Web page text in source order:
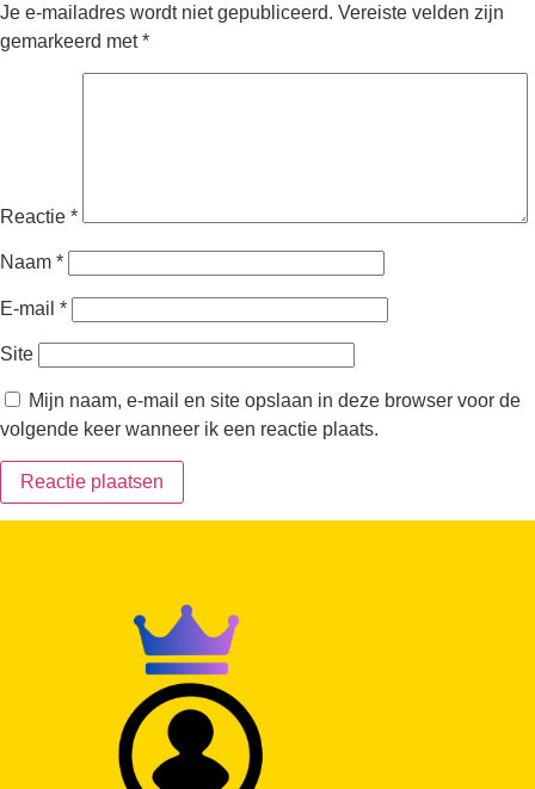
Je e-mailadres wordt niet gepubliceerd. Vereiste velden zijn
gemarkeerd met*
Reactie *
Naam *
E-mail *
Site
Mijn naam, e-mail en site opslaan in deze browser voor de
volgende keer wanneer ik een reactie plaats.